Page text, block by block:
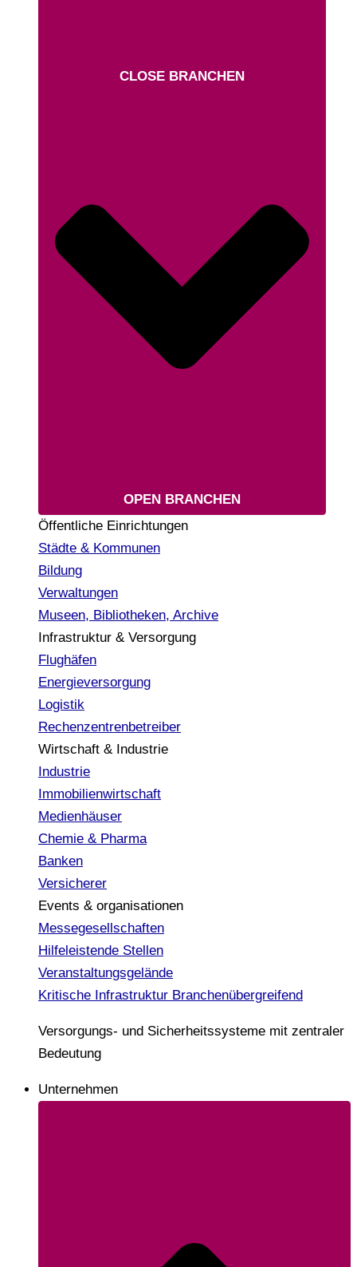
CLOSE BRANCHEN
OPEN BRANCHEN
Öffentliche Einrichtungen
Städte & Kommunen
Bildung
Verwaltungen
Museen, Bibliotheken, Archive
Infrastruktur & Versorgung
Flughäfen
Energieversorgung
Logistik
Rechenzentrenbetreiber
Wirtschaft & Industrie
Industrie
Immobilienwirtschaft
Medienhäuser
Chemie & Pharma
Banken
Versicherer
Events & organisationen
Messegesellschaften
Hilfeleistende Stellen
Veranstaltungsgelände
Kritische Infrastruktur Branchenübergreifend
Versorgungs- und Sicherheitssysteme mit zentraler
Bedeutung
Unternehmen